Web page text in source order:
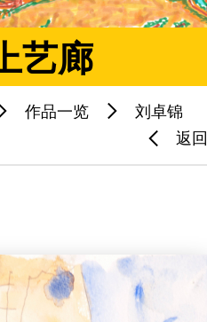
艺廊
作品一览
刘卓锦
返回